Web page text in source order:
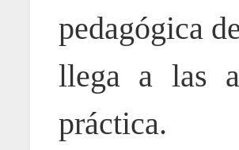
pedagógica
llega a las
práctica.